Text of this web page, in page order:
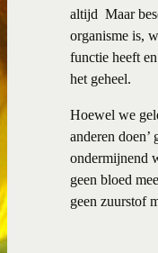
altijd Maar
organisme is,
functie heeft
het geheel.
Hoewel we
anderen doen’
ondermijnend
geen bloed
geen zuurstof